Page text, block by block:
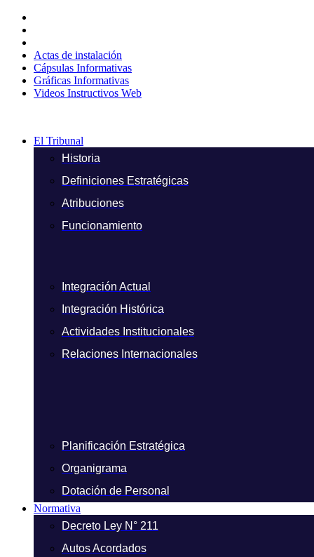
contenido
Actas de instalación
Cápsulas Informativas
Gráficas Informativas
Videos Instructivos Web
El Tribunal
Historia
Definiciones Estratégicas
Atribuciones
Funcionamiento
Integración Actual
Integración Histórica
Actividades Institucionales
Relaciones Internacionales
Planificación Estratégica
Organigrama
Dotación de Personal
Normativa
Decreto Ley N° 211
Autos Acordados